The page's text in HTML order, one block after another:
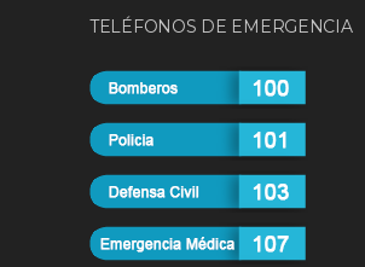
TELÉFONOS DE EMERGENCIA